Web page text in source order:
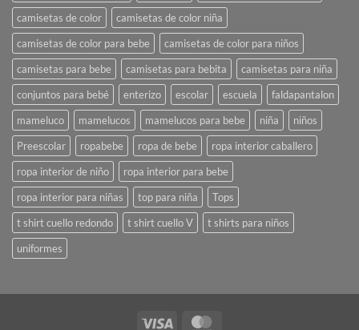
camisetas de color
camisetas de color niña
camisetas de color para bebe
camisetas de color para niños
camisetas para bebe
camisetas para bebita
camisetas para niña
conjuntos para bebé
enterizo escolar escuela
faldapantalon
mameluco
mamelucos mamelucos para bebe niña
niños
Preescolar
ropabebe ropa de bebe
ropa interior caballero
ropa interior de niño
ropa interior para bebe
ropa interior para niñas
top para niña
Tops
t shirt cuello redondo
t shirt cuello V
t shirts para niños
uniformes
Visa